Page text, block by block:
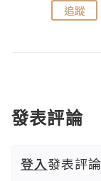
追蹤
發表評論
登入發表評論